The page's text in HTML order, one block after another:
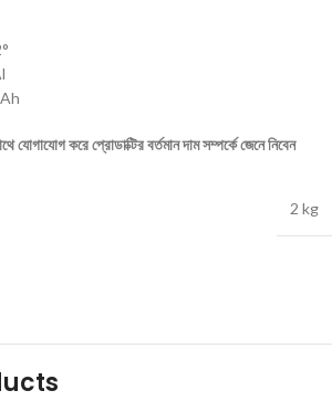
যোগাযোগ করে প্রোডাক্টির বর্তমান দাম সম্পর্কে জেনে নিবেন
2 kg